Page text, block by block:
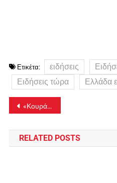
Ετικέτα: ειδήσεις
Ειδήσεις τώρα
Ελλάδα
Πλοήγηση
άρθρων
«Κουράστηκα να τη φροντίζω» – Ποινική δίωξη για ανθρωποκτονία από πρόθεση στον 50χρονο μητροκτόνο στο Χαϊδάρι
RELATED POSTS